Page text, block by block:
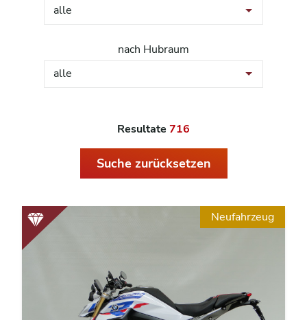
alle
nach Hubraum
alle
Resultate 716
Suche zurücksetzen
Neufahrzeug